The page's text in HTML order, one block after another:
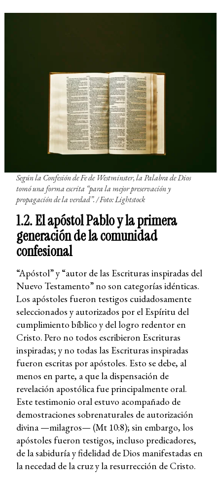
Según la Confesión de Fe de Westminster, la Palabra de Dios
tomó una forma escrita “para la mejor preservación y
propagación de la verdad”. / Foto: Lightstock
1.2. El apóstol Pablo y la primera
generación de la comunidad
confesional
“Apóstol” y “autor de las Escrituras inspiradas del
Nuevo Testamento” no son categorías idénticas.
Los apóstoles fueron testigos cuidadosamente
seleccionados y autorizados por el Espíritu del
cumplimiento bíblico y del logro redentor en
Cristo. Pero no todos escribieron Escrituras
inspiradas; y no todas las Escrituras inspiradas
fueron escritas por apóstoles. Esto se debe, al
menos en parte, a que la dispensación de
revelación apostólica fue principalmente oral.
Este testimonio oral estuvo acompañado de
demostraciones sobrenaturales de autorización
divina —milagros— (Mt 10:8); sin embargo, los
apóstoles fueron testigos, incluso predicadores,
de la sabiduría y fidelidad de Dios manifestadas en
la necedad de la cruz y la resurrección de Cristo.